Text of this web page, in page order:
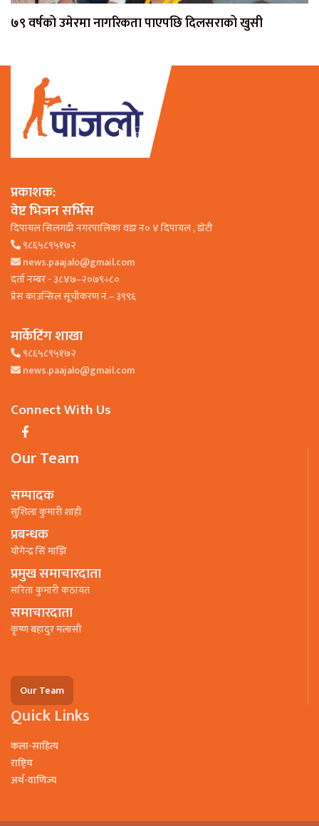
७९ वर्षको उमेरमा नागरिकता पाएपछि दिलसराको खुसी
प्रकाशक:
वेष्ट भिजन सर्भिस
दिपायल सिलगढी नगरपालिका वडा न० ४ दिपायल , डाेटी
९८६५८९५१७२
news.paajalo@gmail.com
दर्ता नम्बर - ३८४७–२०७९÷८०
प्रेस काउन्सिल सूचीकरण नं.– ३९९६
मार्केटिंग शाखा
९८६५८९५१७२
news.paajalo@gmail.com
Connect With Us
Our Team
सम्पादक
सुशिला कुमारी शाही
प्रबन्धक
याेगेन्द्र सिं माझि
प्रमुख समाचारदाता
सरिता कुमारी कठायत
समाचारदाता
कृष्ण बहादुर मलासी
Our Team
Quick Links
कला-साहित्य
राष्ट्रिय
अर्थ-वाणिज्य